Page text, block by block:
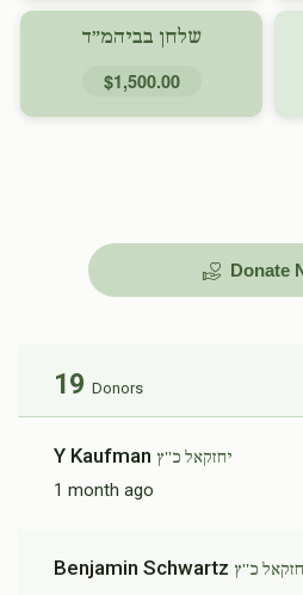
שלחן בביהמ״ד
$1,500.00
Donate
19 Donors
Y Kaufman יחזקאל כ''ץ
1 month ago
Benjamin Schwartz כ''ץ